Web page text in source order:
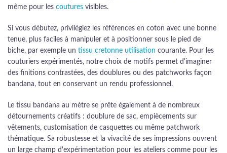
même pour les coutures visibles.
Si vous débutez, privilégiez les références en coton avec une bonne
tenue, plus faciles à manipuler et à positionner sous le pied de
biche, par exemple un tissu cretonne utilisation courante. Pour les
couturiers expérimentés, notre choix de motifs permet d'imaginer
des finitions contrastées, des doublures ou des patchworks façon
bandana, tout en conservant un rendu professionnel.
Le tissu bandana au mètre se prête également à de nombreux
détournements créatifs : doublure de sac, empiècements sur
vêtements, customisation de casquettes ou même patchwork
thématique. Sa robustesse et la vivacité de ses impressions ouvrent
un large champ d'expérimentation pour les ateliers comme pour les